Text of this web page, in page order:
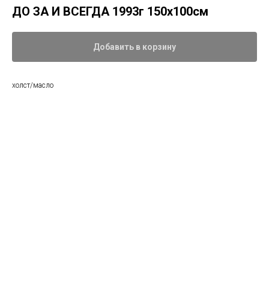
ДО ЗА И ВСЕГДА 1993г 150х100см
Добавить в корзину
холст/масло